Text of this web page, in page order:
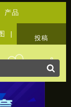
产品
|
投稿